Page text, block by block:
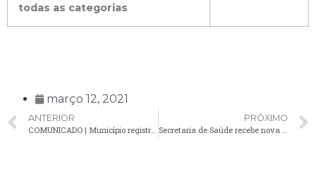
todas as categorias
março 12, 2021
ANTERIOR
COMUNICADO | Município registra óbito por Covid-19 pelo sétimo boletim seguido
PRÓXIMO
Secretaria de Saúde recebe nova remessa de doses da vacina contra a Covid-19